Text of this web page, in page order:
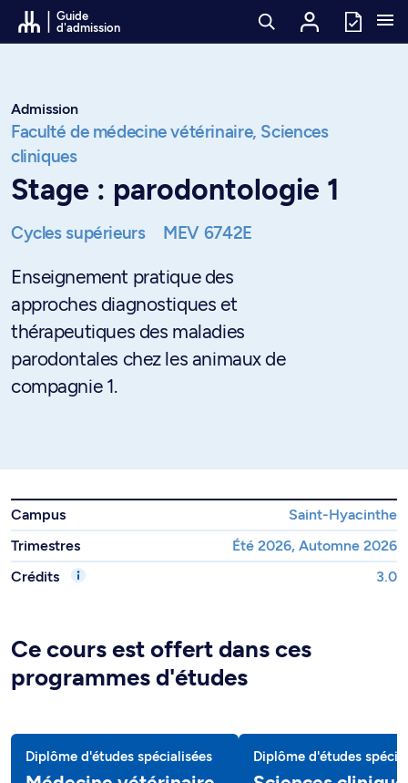
Passer au contenu
Guide
d'admission
Admission
Faculté de médecine vétérinaire, Sciences
cliniques
Stage : parodontologie 1
Cycles supérieurs MEV 6742E
Enseignement pratique des
approches diagnostiques et
thérapeutiques des maladies
parodontales chez les animaux de
compagnie 1.
Campus
Saint-Hyacinthe
Trimestres
Été 2026, Automne 2026
Crédits
3.0
Ce cours est offert dans ces
programmes d'études
Diplôme d'études spécialisées Diplôme d'études